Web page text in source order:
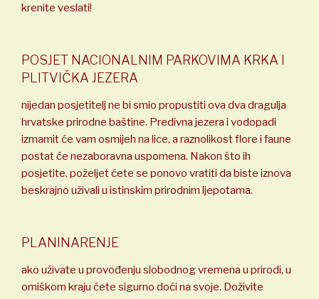
krenite veslati!
POSJET NACIONALNIM PARKOVIMA KRKA I
PLITVIČKA JEZERA
nijedan posjetitelj ne bi smio propustiti ova dva dragulja
hrvatske prirodne baštine. Predivna jezera i vodopadi
izmamit će vam osmijeh na lice, a raznolikost flore i faune
postat će nezaboravna uspomena. Nakon što ih
posjetite, poželjet ćete se ponovo vratiti da biste iznova
beskrajno uživali u istinskim prirodnim ljepotama.
PLANINARENJE
ako uživate u provođenju slobodnog vremena u prirodi, u
omiškom kraju ćete sigurno doći na svoje. Doživite